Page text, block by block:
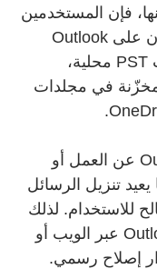
فإن المستخدمين
الأكثر تضررًا هم أولئك الذين يعتمدون على Outlook
Classic مع حسابات POP أو ملفات PST محلية،
في مجلدات
في مثل هذه الحالات، يتوقف Outlook عن العمل أو
تنزيل الرسائل
للاستخدام. لذلك
نصحت الشركة مؤقتًا باستخدام Outlook عبر الويب أو
إصلاح رسمي.